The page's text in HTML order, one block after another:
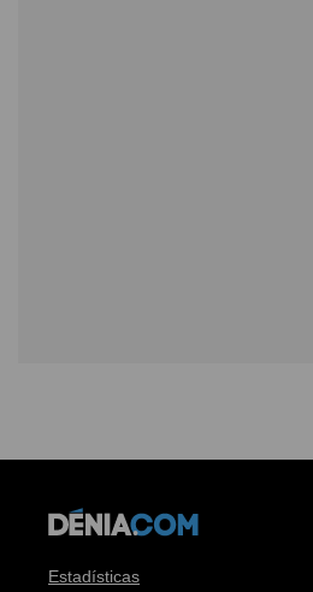
Estadísticas